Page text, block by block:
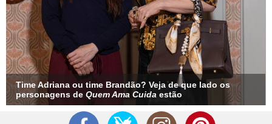
Time Adriana ou time Brandão? Veja de que lado os
personagens de Quem Ama Cuida estão